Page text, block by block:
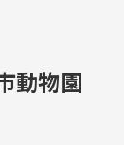
動物園